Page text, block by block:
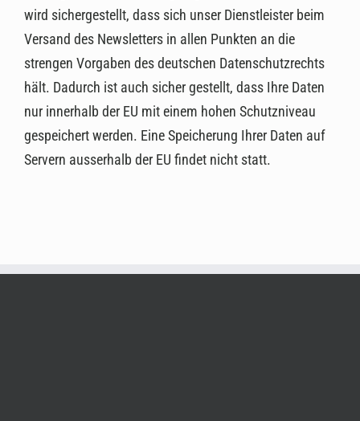
wird sichergestellt, dass sich unser Dienstleister beim
Versand des Newsletters in allen Punkten an die
strengen Vorgaben des deutschen Datenschutzrechts
hält. Dadurch ist auch sicher gestellt, dass Ihre Daten
nur innerhalb der EU mit einem hohen Schutzniveau
gespeichert werden. Eine Speicherung Ihrer Daten auf
Servern ausserhalb der EU findet nicht statt.